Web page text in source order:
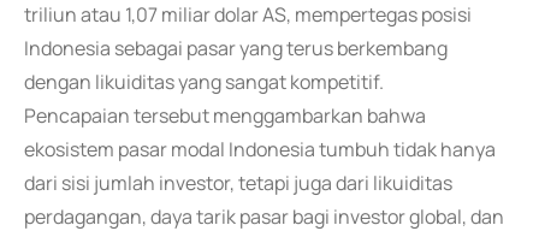
triliun atau 1,07 miliar dolar AS, mempertegas posisi
Indonesia sebagai pasar yang terus berkembang
dengan likuiditas yang sangat kompetitif.
Pencapaian tersebut menggambarkan bahwa
ekosistem pasar modal Indonesia tumbuh tidak hanya
dari sisi jumlah investor, tetapi juga dari likuiditas
perdagangan, daya tarik pasar bagi investor global, dan